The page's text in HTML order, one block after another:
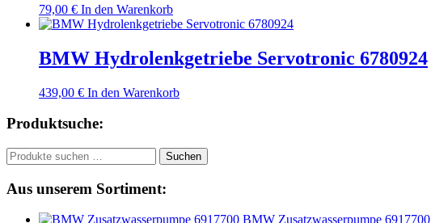
79,00 € In den Warenkorb
BMW Hydrolenkgetriebe Servotronic 6780924
439,00 € In den Warenkorb
Produktsuche:
Suchen
nach:
Suchen
Aus unserem Sortiment:
BMW Zusatzwasserpumpe 6917700